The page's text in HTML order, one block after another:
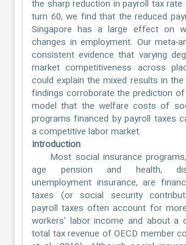
the sharp reduction in payroll tax rate
turn 60, we find that the reduced
Singapore has a large effect on
changes in employment. Our meta-
consistent evidence that varying
market competitiveness across
could explain the mixed results in
findings corroborate the prediction
model that the welfare costs of
programs financed by payroll taxes
a competitive labor market.
Introduction
Most social insurance
age pension and health,
unemployment insurance, are
taxes (or social security
payroll taxes often account for
workers’ labor income and about a
total tax revenue of OECD member